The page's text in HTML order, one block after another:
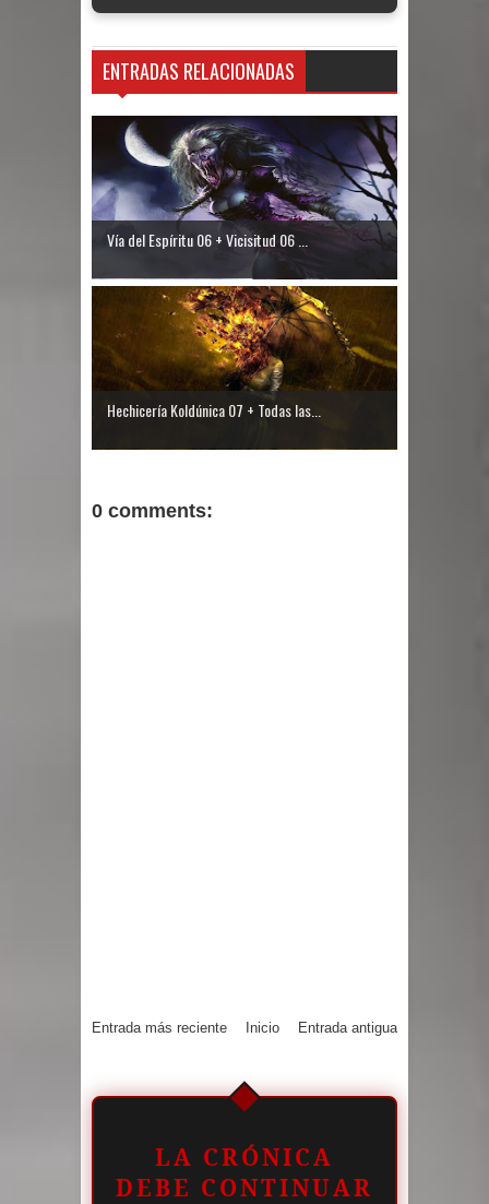
ENTRADAS RELACIONADAS
Vía del Espíritu 06 + Vicisitud 06 ...
Hechicería Koldúnica 07 + Todas las...
0 comments:
Entrada más reciente Entrada antigua
Inicio
LA CRÓNICA
DEBE CONTINUAR